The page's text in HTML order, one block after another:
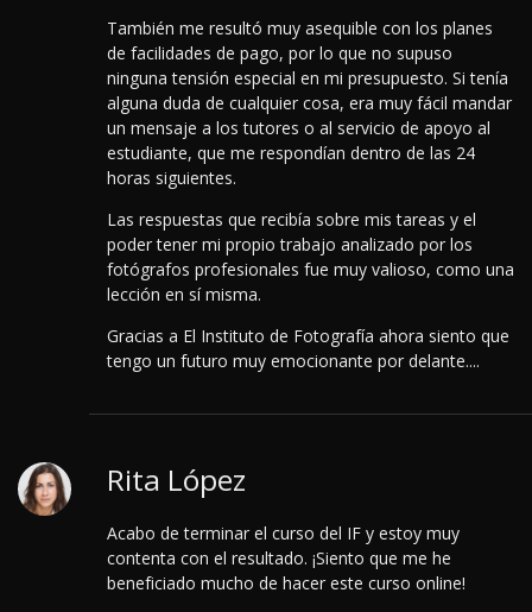
También me resultó muy asequible con los planes
de facilidades de pago, por lo que no supuso
ninguna tensión especial en mi presupuesto. Si tenía
alguna duda de cualquier cosa, era muy fácil mandar
un mensaje a los tutores o al servicio de apoyo al
estudiante, que me respondían dentro de las 24
horas siguientes.
Las respuestas que recibía sobre mis tareas y el
poder tener mi propio trabajo analizado por los
fotógrafos profesionales fue muy valioso, como una
lección en sí misma.
Gracias a El Instituto de Fotografía ahora siento que
tengo un futuro muy emocionante por delante....
Rita López
Acabo de terminar el curso del IF y estoy muy
contenta con el resultado. ¡Siento que me he
beneficiado mucho de hacer este curso online!